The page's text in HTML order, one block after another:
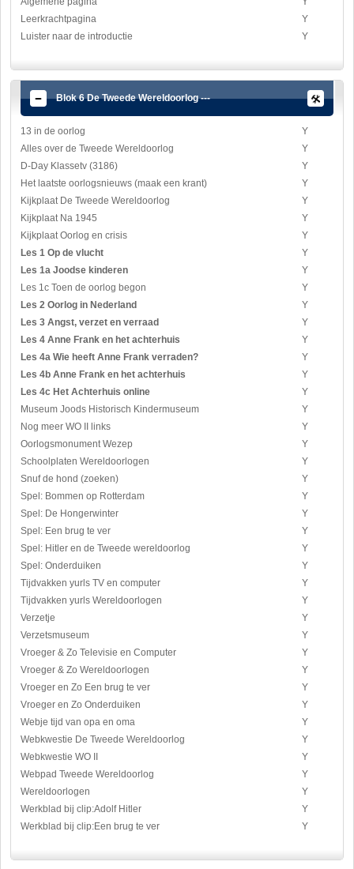
Leerkrachtpagina
Y
Luister naar de introductie
Y
Blok 6 De Tweede Wereldoorlog ---
13 in de oorlog
Y
Alles over de Tweede Wereldoorlog
Y
D-Day Klassetv (3186)
Y
Het laatste oorlogsnieuws (maak een krant)
Y
Kijkplaat De Tweede Wereldoorlog
Y
Kijkplaat Na 1945
Y
Kijkplaat Oorlog en crisis
Y
Les 1 Op de vlucht
Y
Les 1a Joodse kinderen
Y
Les 1c Toen de oorlog begon
Y
Les 2 Oorlog in Nederland
Y
Les 3 Angst, verzet en verraad
Y
Les 4 Anne Frank en het achterhuis
Y
Les 4a Wie heeft Anne Frank verraden?
Y
Les 4b Anne Frank en het achterhuis
Y
Les 4c Het Achterhuis online
Y
Museum Joods Historisch Kindermuseum
Y
Nog meer WO II links
Y
Oorlogsmonument Wezep
Y
Schoolplaten Wereldoorlogen
Y
Snuf de hond (zoeken)
Y
Spel: Bommen op Rotterdam
Y
Spel: De Hongerwinter
Y
Spel: Een brug te ver
Y
Spel: Hitler en de Tweede wereldoorlog
Y
Spel: Onderduiken
Y
Tijdvakken yurls TV en computer
Y
Tijdvakken yurls Wereldoorlogen
Y
Verzetje
Y
Verzetsmuseum
Y
Vroeger & Zo Televisie en Computer
Y
Vroeger & Zo Wereldoorlogen
Y
Vroeger en Zo Een brug te ver
Y
Vroeger en Zo Onderduiken
Y
Webje tijd van opa en oma
Y
Webkwestie De Tweede Wereldoorlog
Y
Webkwestie WO II
Y
Webpad Tweede Wereldoorlog
Y
Wereldoorlogen
Y
Werkblad bij clip:Adolf Hitler
Y
Werkblad bij clip:Een brug te ver
Y